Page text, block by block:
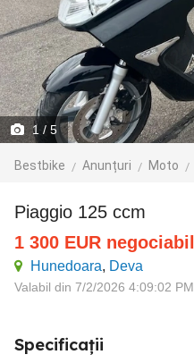
1 / 5
Bestbike Anunțuri Moto
Piaggio 125 ccm
1 300 EUR negociabil
Hunedoara, Deva
Valabil din 7/2/2026 4:09:02 PM
Specificații